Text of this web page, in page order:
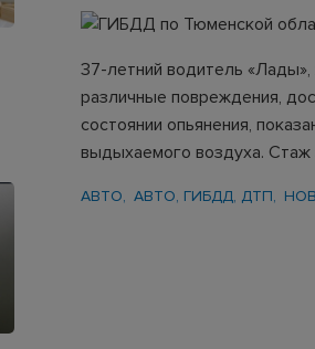
37-летний водитель
различные повреждения,
состоянии опьянения,
выдыхаемого воздуха.
АВТО АВТО, ГИБДД, ДТП